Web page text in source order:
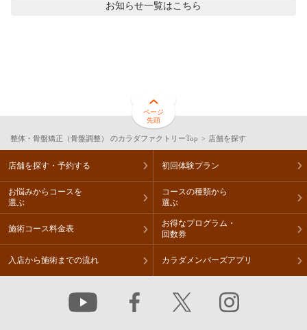
お知らせ一覧はこちら
ページ
先頭
整体・骨盤矯正（骨盤調整） のカラダファクトリーTop 店舗を探す
店舗を探す・予約する 初回体験プラン
お悩みからコースを
選ぶ
コースの種類から
選ぶ
施術コース料金表
お得なプログラム・
回数券
入店から施術までの流れ カラダメンバーズアプリ